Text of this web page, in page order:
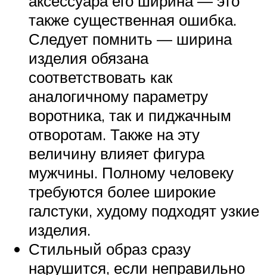
также существенная ошибка.
Следует помнить — ширина
изделия обязана
соответствовать как
аналогичному параметру
воротника, так и пиджачным
отворотам. Также на эту
величину влияет фигура
мужчины. Полному человеку
требуются более широкие
галстуки, худому подходят узкие
изделия.
Стильный образ сразу
нарушится, если неправильно